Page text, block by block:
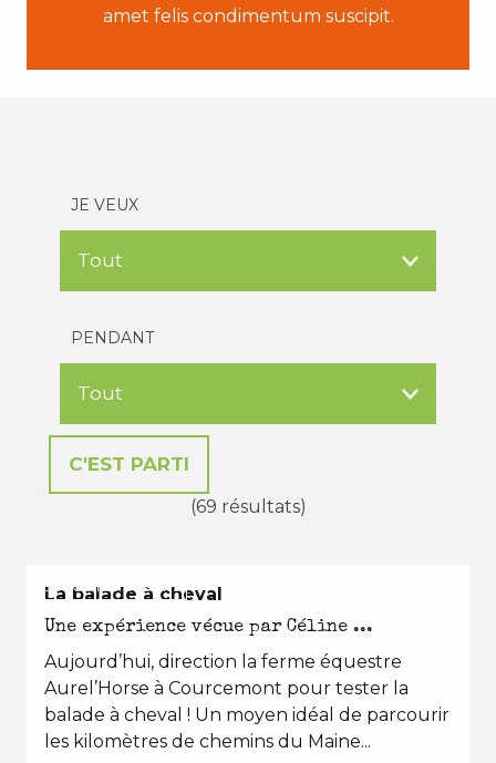
amet felis condimentum suscipit.
JE VEUX
PENDANT
(69 résultats)
EN TOUTES SAISONS
La balade à cheval
Une expérience vécue par Céline ...
Aujourd’hui, direction la ferme équestre
Aurel’Horse à Courcemont pour tester la
balade à cheval ! Un moyen idéal de parcourir
les kilomètres de chemins du Maine...